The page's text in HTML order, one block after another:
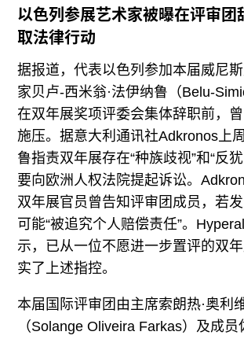
联系我们
关注我们
以色列参展艺术家被曝在评审团
取法律行动
据报道，代表以色列参加本届威尼
家贝卢-西米翁·法伊纳鲁（Belu-
在双年展奖项评委会集体辞职前，
施压。据意大利通讯社Adkronos上
鲁指责双年展存在“种族歧视”和“反
要向欧洲人权法院提起诉讼。
双年展官员曾告知评审团成员，若
可能“被追究个人赔偿责任”。
示，已从一位不愿进一步置评的双
实了上述指控。
本届国际评审团由主席索朗热·奥利
（Solange Oliveira Farkas）及成员